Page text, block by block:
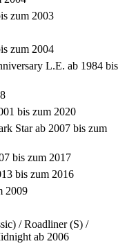
zum 2003
zum 2004
L.E. ab 1984 bis
bis zum 2020
Star ab 2007 bis zum
bis zum 2017
bis zum 2016
2009
/ Roadliner (S) /
ab 2006